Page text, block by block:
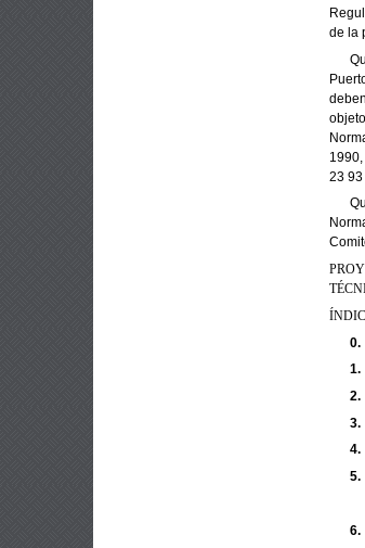
de la
23
0.
1.
2.
3.
4.
5.
6.